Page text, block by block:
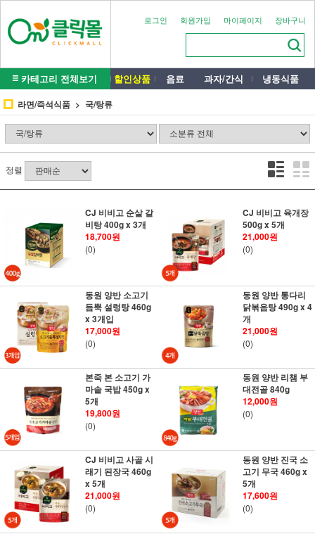
로그인 회원가입 마이페이지 장바구니
카테고리 전체보기 할인상품 음료 과자/간식 냉동식품
라면/즉석식품 국/탕류
정렬
CJ 비비고 순살 갈
비탕 400g x 3개
18,700원
(0)
CJ 비비고 육개장
500g x 5개
21,000원
(0)
동원 양반 소고기
듬뿍 설렁탕 460g
x 3개입
17,000원
(0)
동원 양반 통다리
닭볶음탕 490g x 4
개
21,000원
(0)
본죽 본 소고기 가
마솥 국밥 450g x
5개
19,800원
(0)
동원 양반 리챔 부
대전골 840g
12,000원
(0)
CJ 비비고 사골 시
래기 된장국 460g
x 5개
21,000원
(0)
동원 양반 진국 소
고기 무국 460g x
5개
17,600원
(0)